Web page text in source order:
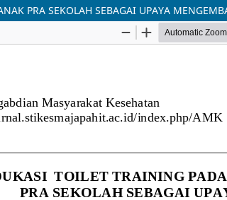
PRA SEKOLAH SEBAGAI UPAYA